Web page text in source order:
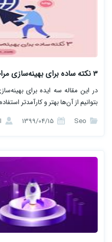
3 نکته ساده برای بهینه‌سازی مراحل ساخت لینک
در این مقاله سه ایده برای
بتوانیم از آن‌ها بهتر و کارآمدتر